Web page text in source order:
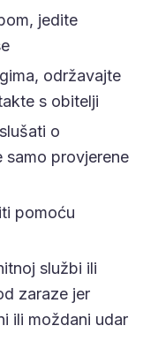
jedite
održavajte
s obitelji
o
samo provjerene
pomoću
službi ili
zaraze jer
ili moždani udar